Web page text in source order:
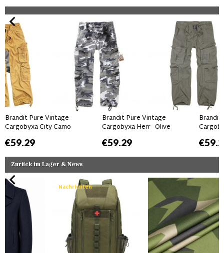
Brandit Pure Vintage
Cargobyxa City Camo
€59.29
Brandit Pure Vintage
Cargobyxa Herr - Olive
€59.29
Brandit
Zurück im Lager & News
Nachrichten